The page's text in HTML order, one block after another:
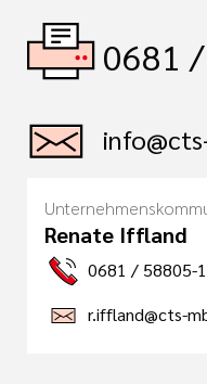
0681
Renate Iffland
0681 / 58805-
r.iffland@cts-